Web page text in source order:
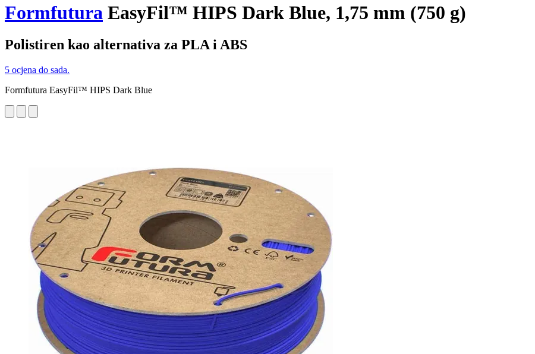
Formfutura EasyFil™ HIPS Dark Blue, 1,75 mm (750 g)
Polistiren kao alternativa za PLA i ABS
5 ocjena do sada.
Formfutura EasyFil™ HIPS Dark Blue